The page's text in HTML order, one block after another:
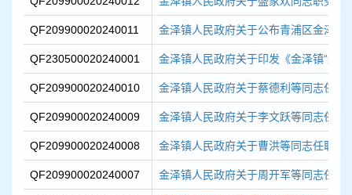
QF209900020240011 金泽镇人民政府关于公布青浦区金泽镇
QF230500020240001 金泽镇人民政府关于印发《金泽镇“绿
QF209900020240010 金泽镇人民政府关于蔡德利等同志任职
QF209900020240009 金泽镇人民政府关于李文跃等同志任职
QF209900020240008 金泽镇人民政府关于曹洪等同志任职的
QF209900020240007 金泽镇人民政府关于周开军等同志任职